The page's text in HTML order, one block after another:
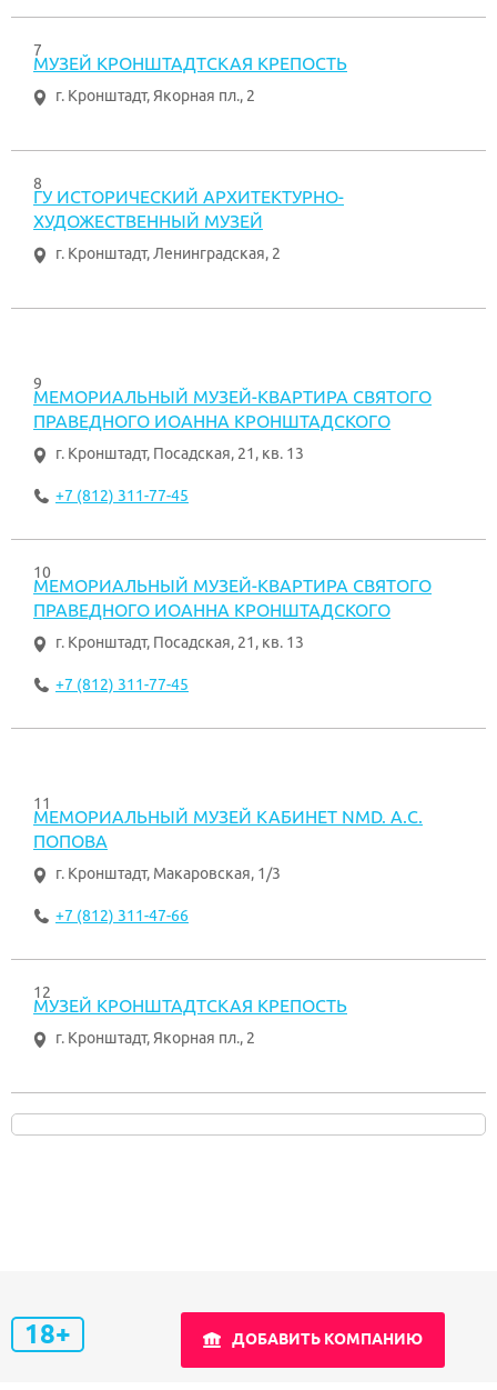
7
МУЗЕЙ КРОНШТАДТСКАЯ КРЕПОСТЬ
г. Кронштадт, Якорная пл., 2
8
ГУ ИСТОРИЧЕСКИЙ АРХИТЕКТУРНО-
ХУДОЖЕСТВЕННЫЙ МУЗЕЙ
г. Кронштадт,Ленинградская, 2
9
МЕМОРИАЛЬНЫЙ МУЗЕЙ-КВАРТИРА СВЯТОГО
ПРАВЕДНОГО ИОАННА КРОНШТАДСКОГО
г. Кронштадт, Посадская, 21, кв. 13
+7 (812) 311-77-45
10
МЕМОРИАЛЬНЫЙ МУЗЕЙ-КВАРТИРА СВЯТОГО
ПРАВЕДНОГО ИОАННА КРОНШТАДСКОГО
г. Кронштадт, Посадская, 21, кв. 13
+7 (812) 311-77-45
11
МЕМОРИАЛЬНЫЙ МУЗЕЙ КАБИНЕТ NMD. А.С.
ПОПОВА
г. Кронштадт, Макаровская, 1/3
+7 (812) 311-47-66
12
МУЗЕЙ КРОНШТАДТСКАЯ КРЕПОСТЬ
г. Кронштадт, Якорная пл., 2
18+ ДОБАВИТЬ КОМПАНИЮ